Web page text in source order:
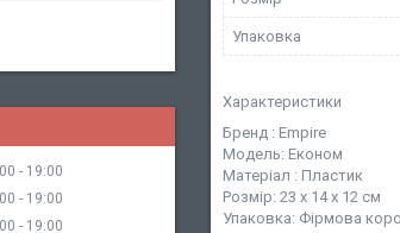
Упаковка
Характеристики
Бренд : Empire
Модель: Економ
Матеріал : Пластик
Розмір: 23 х 14 х 12 см
Упаковка: Фірмова
19:00
19:00
19:00